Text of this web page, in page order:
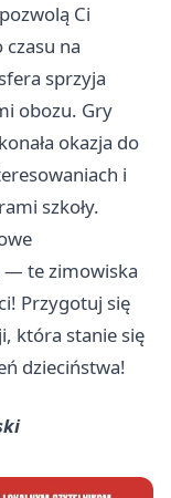
Ci
na
sprzyja
obozu. Gry
okazja do
i
szkoły.
— te zimowiska
Przygotuj się
która stanie się
dzieciństwa!